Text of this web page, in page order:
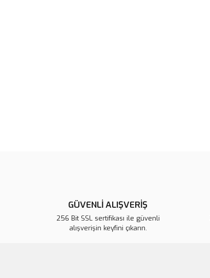
GÜVENLİ ALIŞVERİŞ
256 Bit SSL sertifikası ile güvenli
alışverişin keyfini çıkarın.